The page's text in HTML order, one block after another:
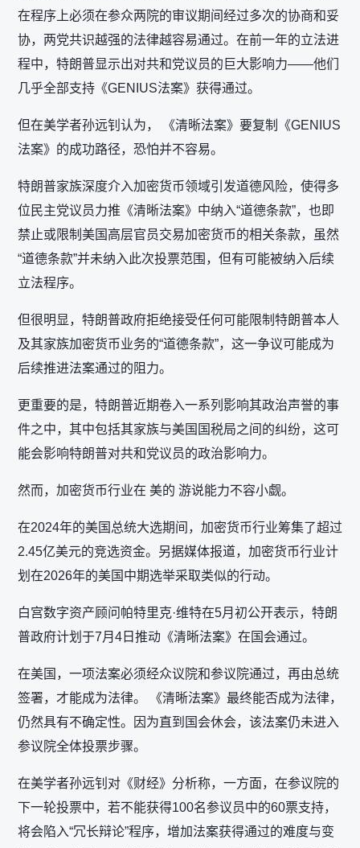
在程序上必须在参众两院的审议期间经过多次的协商和妥
协，两党共识越强的法律越容易通过。在前一年的立法进
程中，特朗普显示出对共和党议员的巨大影响力——他们
几乎全部支持《GENIUS法案》获得通过。
但在美学者孙远钊认为， 《清晰法案》要复制《GENIUS
法案》的成功路径，恐怕并不容易。
特朗普家族深度介入加密货币领域引发道德风险，使得多
位民主党议员力推《清晰法案》中纳入“道德条款”，也即
禁止或限制美国高层官员交易加密货币的相关条款，虽然
“道德条款”并未纳入此次投票范围，但有可能被纳入后续
立法程序。
但很明显，特朗普政府拒绝接受任何可能限制特朗普本人
及其家族加密货币业务的“道德条款”，这一争议可能成为
后续推进法案通过的阻力。
更重要的是，特朗普近期卷入一系列影响其政治声誉的事
件之中，其中包括其家族与美国国税局之间的纠纷，这可
能会影响特朗普对共和党议员的政治影响力。
然而，加密货币行业在 美的 游说能力不容小觑。
在2024年的美国总统大选期间，加密货币行业筹集了超过
2.45亿美元的竞选资金。另据媒体报道，加密货币行业计
划在2026年的美国中期选举采取类似的行动。
白宫数字资产顾问帕特里克·维特在5月初公开表示，特朗
普政府计划于7月4日推动《清晰法案》在国会通过。
在美国，一项法案必须经众议院和参议院通过，再由总统
签署，才能成为法律。 《清晰法案》最终能否成为法律，
仍然具有不确定性。因为直到国会休会，该法案仍未进入
参议院全体投票步骤。
在美学者孙远钊对《财经》分析称，一方面，在参议院的
下一轮投票中，若不能获得100名参议员中的60票支持，
将会陷入“冗长辩论”程序，增加法案获得通过的难度与变